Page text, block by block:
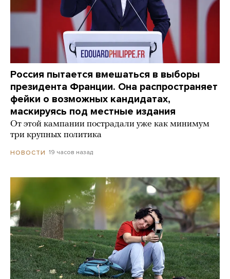
Россия пытается вмешаться в выборы
президента Франции. Она распространяет
фейки о возможных кандидатах,
маскируясь под местные издания
От этой кампании пострадали уже как минимум
три крупных политика
НОВОСТИ 19 часов назад